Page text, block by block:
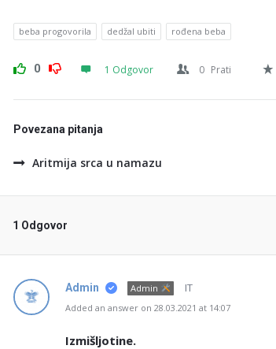
beba progovorila dedžal ubiti rođena beba
0 1 Odgovor 0 Prati
Povezana pitanja
Aritmija srca u namazu
1 Odgovor
Admin Admin IT
Added an answer on 28.03.2021 at 14:07
Izmišljotine.